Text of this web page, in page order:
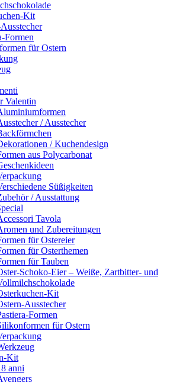
Kit
Formen
für Ostern
Valentin
/ Ausstecher
/ Kuchendesign
aus Polycarbonat
Süßigkeiten
/ Ausstattung
Tavola
und Zubereitungen
für Ostereier
für Osterthemen
für Tauben
Schoko-Eier – Weiße, Zartbitter- und
Kit
Ausstecher
Formen
für Ostern
Kit
anni